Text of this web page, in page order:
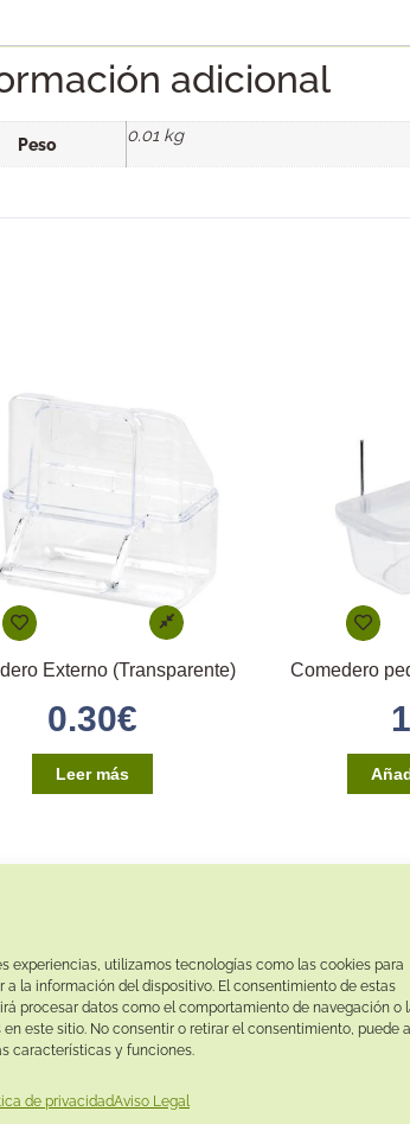
experiencias, utilizamos tecnologías como las cookies para
la información del dispositivo. El consentimiento de estas
procesar datos como el comportamiento de navegación o
este sitio. No consentir o retirar el consentimiento, puede
características y funciones.
de privacidadAviso Legal
adicional
Peso 0.01 kg
Externo (Transparente)
0.30€
Leer más
Calle
+34